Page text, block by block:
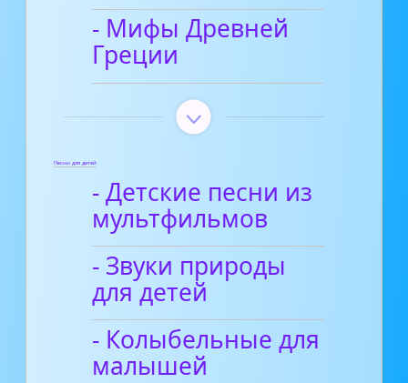
- Мифы Древней
Греции
Песни для детей
- Детские песни из
мультфильмов
- Звуки природы
для детей
- Колыбельные для
малышей